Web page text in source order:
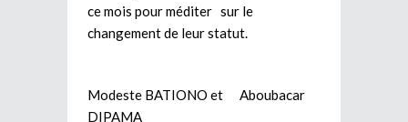
ce mois pour méditer sur le
changement de leur statut.
Modeste BATIONO et Aboubacar
DIPAMA